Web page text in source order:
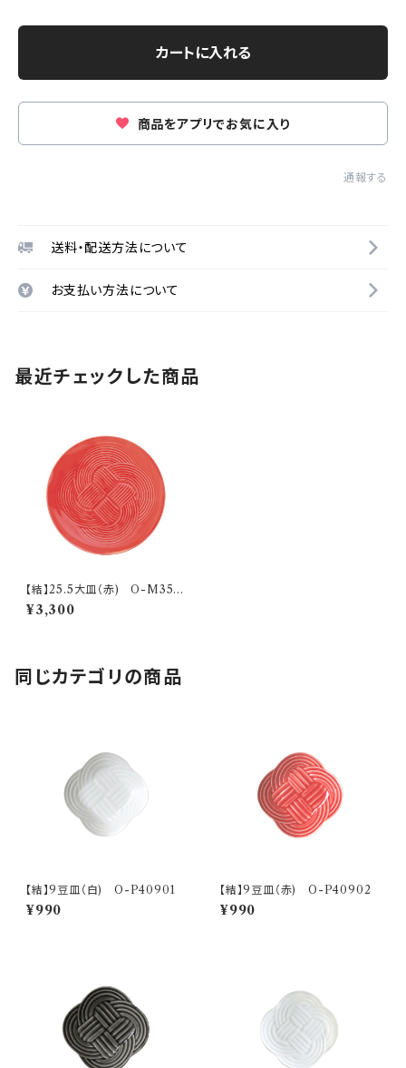
カートに入れる
商品をアプリでお気に入り
通報する
送料・配送方法について
お支払い方法について
最近チェックした商品
【結】25.5大皿（赤) O-M353
02
¥3,300
同じカテゴリの商品
【結】9豆皿（白) O-P40901
¥990
【結】9豆皿（赤) O-P40902
¥990